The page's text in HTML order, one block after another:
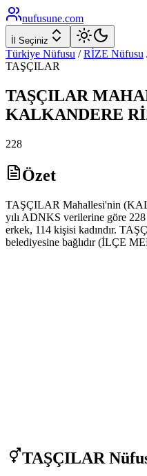
nufusune.com
İl Seçiniz
Türkiye Nüfusu / RİZE Nüfusu
TAŞÇILAR
TAŞÇILAR
KALKANDERE
228
Özet
TAŞÇILAR Mahallesi'nin
yılı ADNKS verilerine göre
erkek, 114 kişisi kadındır.
belediyesine bağlıdır (İLÇE
TAŞÇILAR